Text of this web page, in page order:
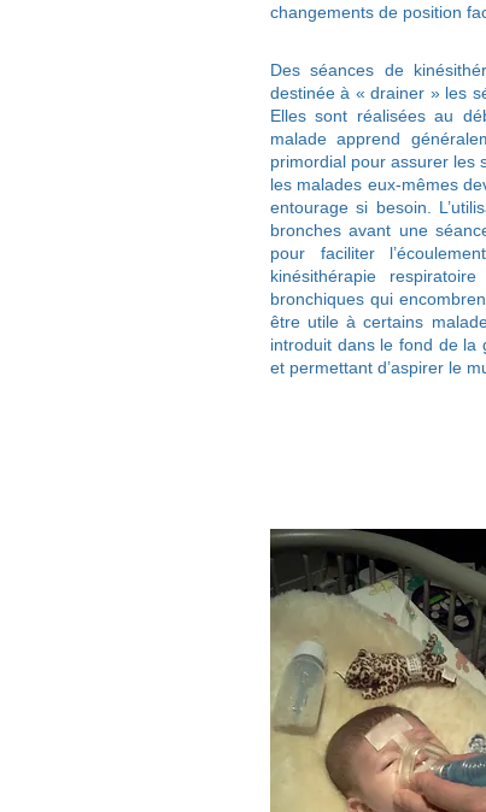
changements de position
Des séances de
destinée à « drainer » les
Elles sont réalisées au
malade apprend
primordial pour assurer les
les malades eux-mêmes
entourage si besoin.
bronches avant une
pour faciliter
kinésithérapie
bronchiques qui
être utile à certains
introduit dans le fond de la
et permettant d’aspirer le